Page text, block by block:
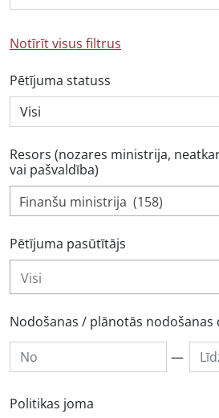
Notīrīt visus filtrus
Pētījuma statuss
Resors (nozares ministrija,
vai pašvaldība)
Finanšu ministrija (158)
Pētījuma pasūtītājs
Nodošanas / plānotās nodošanas
—
Politikas joma